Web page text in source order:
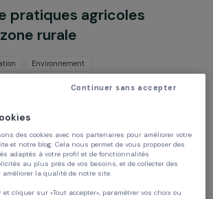
agricultrices vivant sous
tout en favorisant
pratiques agricoles
zone rurale
Inde
des cookies avec nos partenaires pour améliorer
Continuer sans accepter